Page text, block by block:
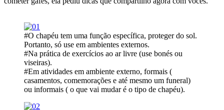
#O chapéu tem uma função específica, proteger do sol.
Portanto, só use em ambientes externos.
#Na prática de exercícios ao ar livre (use bonés ou
viseiras).
#Em atividades em ambiente externo, formais (
casamentos, comemorações e até mesmo um funeral)
ou informais ( o que vai mudar é o tipo de chapéu).